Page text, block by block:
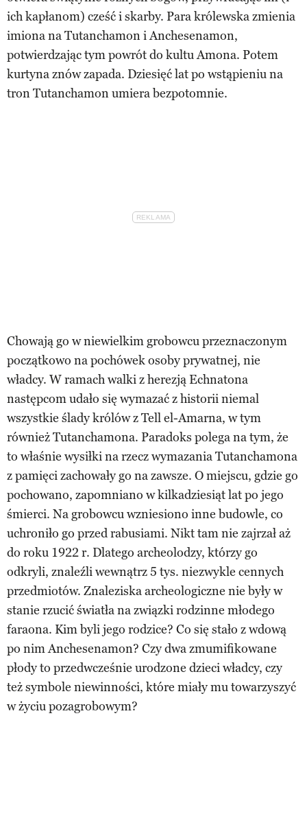
ich kapłanom) cześć i skarby. Para królewska zmienia
imiona na Tutanchamon i Anchesenamon,
potwierdzając tym powrót do kultu Amona. Potem
kurtyna znów zapada. Dziesięć lat po wstąpieniu na
tron Tutanchamon umiera bezpotomnie.
Chowają go w niewielkim grobowcu przeznaczonym
początkowo na pochówek osoby prywatnej, nie
władcy. W ramach walki z herezją Echnatona
następcom udało się wymazać z historii niemal
wszystkie ślady królów z Tell el-Amarna, w tym
również Tutanchamona. Paradoks polega na tym, że
to właśnie wysiłki na rzecz wymazania Tutanchamona
z pamięci zachowały go na zawsze. O miejscu, gdzie go
pochowano, zapomniano w kilkadziesiąt lat po jego
śmierci. Na grobowcu wzniesiono inne budowle, co
uchroniło go przed rabusiami. Nikt tam nie zajrzał aż
do roku 1922 r. Dlatego archeolodzy, którzy go
odkryli, znaleźli wewnątrz 5 tys. niezwykle cennych
przedmiotów. Znaleziska archeologiczne nie były w
stanie rzucić światła na związki rodzinne młodego
faraona. Kim byli jego rodzice? Co się stało z wdową
po nim Anchesenamon? Czy dwa zmumifikowane
płody to przedwcześnie urodzone dzieci władcy, czy
też symbole niewinności, które miały mu towarzyszyć
w życiu pozagrobowym?